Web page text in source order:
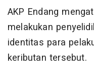
AKP Endang
melakukan
identitas para
keributan tersebut.